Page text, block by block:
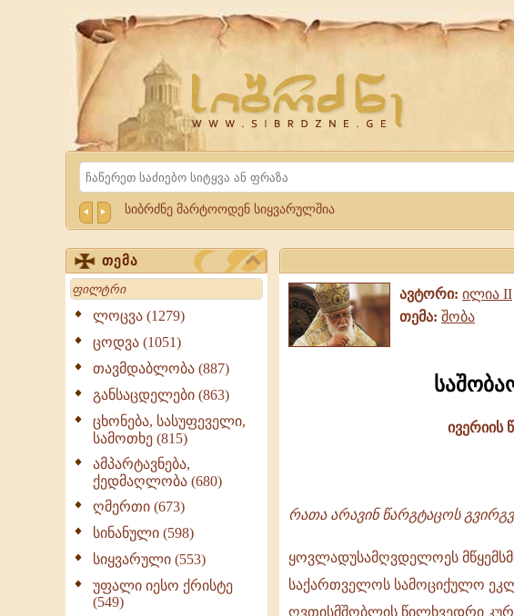
Website
Sibrdzne.ge
Search
სიბრძნე მარტოოდენ სიყვარულშია
თემა
Search
ლოცვა (1279)
ცოდვა (1051)
თავმდაბლობა (887)
განსაცდელები (863)
ცხონება, სასუფეველი,
სამოთხე (815)
ამპარტავნება,
ქედმაღლობა (680)
ღმერთი (673)
სინანული (598)
სიყვარული (553)
უფალი იესო ქრისტე
(549)
ავტორი: ილია II
თემა: შობა
-
ილია
ივერიის
რათა არავინ წარგტაცოს
ყოვლადუსამღვდელოეს
საქართველოს სამოციქულო
ღვთისმშობლის წილხვედრი